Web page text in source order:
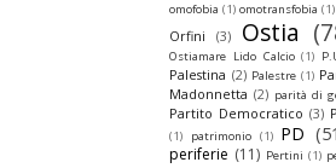
omofobia (1) omotransfobia (1)
Orfini (3) Ostia
Ostiamare Lido Calcio (1)
Palestina (2) Palestre (1)
Madonnetta (2) parità di
Partito Democratico (3)
(1)
patrimonio (1) PD
periferie (11) Pertini (1)